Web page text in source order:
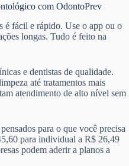
com OdontoPrev
é fácil e rápido. Use o app ou o
longas. Tudo é feito na
e dentistas de qualidade.
até tratamentos mais
atendimento de alto nível sem
para o que você precisa
para individual a R$ 26,49
podem aderir a planos a